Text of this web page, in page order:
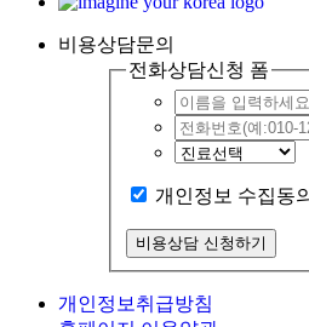
비용상담문의
전화상담신청 폼
개인정보 수집동의
개인정보취급방침